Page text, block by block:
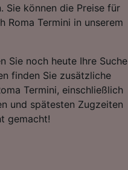
Sie können die Preise für
Roma Termini in unserem
Sie noch heute Ihre Suche
finden Sie zusätzliche
Termini, einschließlich
und spätesten Zugzeiten
gemacht!